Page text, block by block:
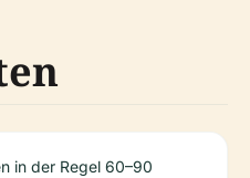
in der Regel 60–90